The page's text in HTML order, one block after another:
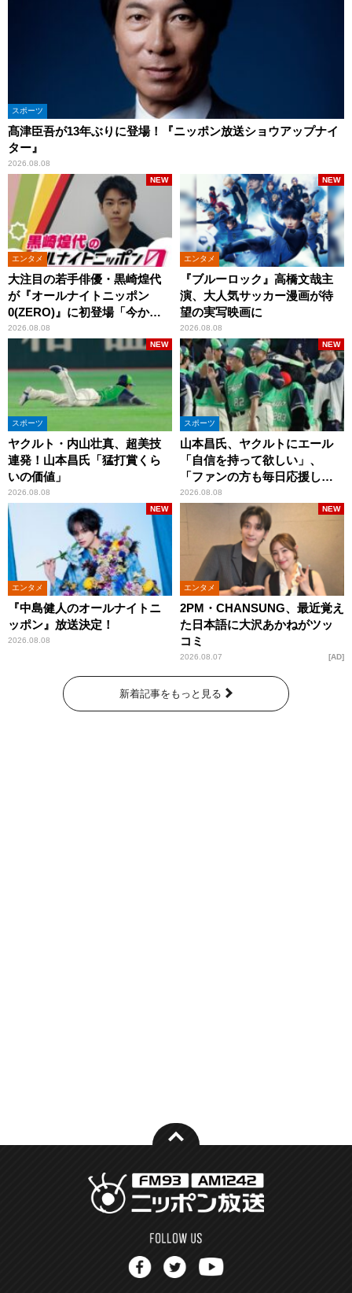
スポーツ
髙津臣吾が13年ぶりに登場！『ニッポン放送ショウアップナイ
ター』
2026.08.08
エンタメ
大注目の若手俳優・黒崎煌代
が『オールナイトニッポン
0(ZERO)』に初登場「今から
とてもワクワクしておりま
す！」
2026.08.08
NEW
エンタメ
『ブルーロック』高橋文哉主
演、大人気サッカー漫画が待
望の実写映画に
2026.08.08
NEW
スポーツ
ヤクルト・内山壮真、超美技
連発！山本昌氏「猛打賞くら
いの価値」
2026.08.08
NEW
スポーツ
山本昌氏、ヤクルトにエール
「自信を持って欲しい」、
「ファンの方も毎日応援して
くれています」
2026.08.08
NEW
エンタメ
『中島健人のオールナイトニ
ッポン』放送決定！
2026.08.08
NEW
エンタメ
2PM・CHANSUNG、最近覚え
た日本語に大沢あかねがツッ
コミ
2026.08.07
NEW
AD
新着記事をもっと見る